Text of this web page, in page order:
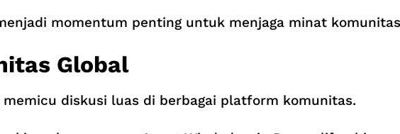
momentum penting untuk menjaga minat
Global
memicu diskusi luas di berbagai platform komunitas.